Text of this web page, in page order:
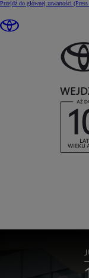
Przejdź do głównej zawartości